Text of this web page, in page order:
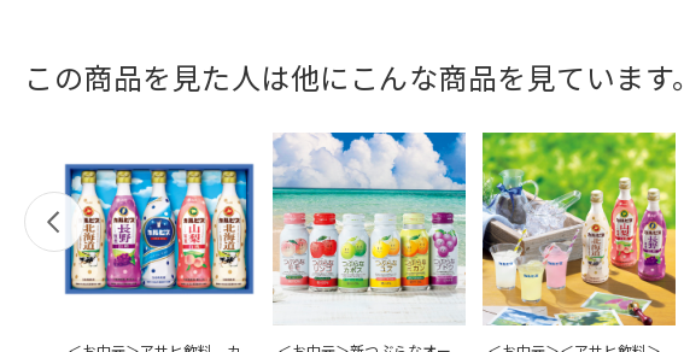
この商品を見た人は他にこんな商品を見ています。